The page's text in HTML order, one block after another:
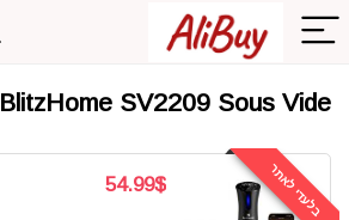
BlitzHome SV2209 Sous Vide
בלעדי לאתר 54.99$